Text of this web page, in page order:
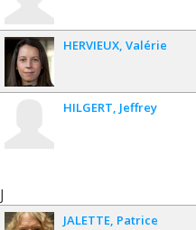
HERVIEUX Valérie
HILGERT Jeffrey
J
JALETTE Patrice